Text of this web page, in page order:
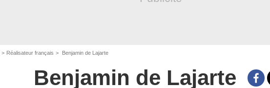
Réalisateur français Benjamin de Lajarte
Benjamin de Lajarte